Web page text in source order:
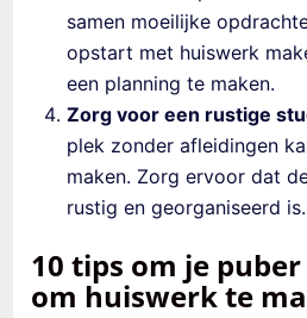
samen moeilijke
opstart met huiswerk
een planning te maken.
Zorg voor een rustige
plek zonder afleidingen
maken. Zorg ervoor dat
rustig en georganiseerd is.
10 tips om je
om huiswerk te